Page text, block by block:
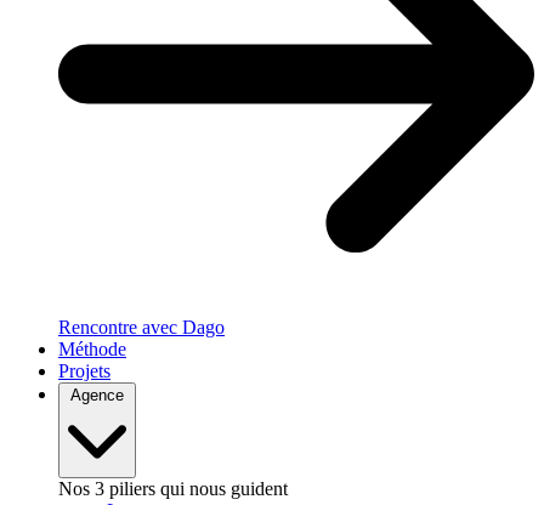
Rencontre avec Dago
Méthode
Projets
Agence
Nos 3 piliers qui nous guident